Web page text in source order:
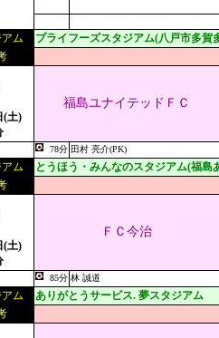
ム
プライフーズスタジアム(八戸市多賀
(土)
福島ユナイテッドＦＣ
78分 田村 亮介(PK)
ム
とうほう・みんなのスタジアム(福島
(土)
ＦＣ今治
85分 林 誠道
ム
ありがとうサービス. 夢スタジアム